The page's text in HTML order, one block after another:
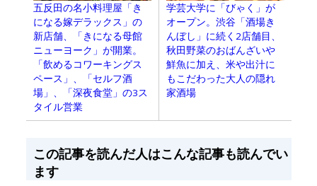
五反田の名小料理屋「き
になる嫁デラックス」の
新店舗、「きになる母館
ニューヨーク」が開業。
「飲めるコワーキングス
ペース」、「セルフ酒
場」、「深夜食堂」の3ス
タイル営業
学芸大学に「びゃく」が
オープン。渋谷「酒場き
んぼし」に続く2店舗目、
秋田野菜のおばんざいや
鮮魚に加え、米や出汁に
もこだわった大人の隠れ
家酒場
この記事を読んだ人はこんな記事も読んでい
ます